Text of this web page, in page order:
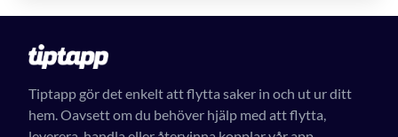
Tiptapp gör det enkelt att flytta saker in och ut ur ditt
hem. Oavsett om du behöver hjälp med att flytta,